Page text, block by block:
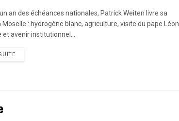
an des échéances nationales, Patrick Weiten livre sa
Moselle : hydrogène blanc, agriculture, visite du pape Léon
et avenir institutionnel...